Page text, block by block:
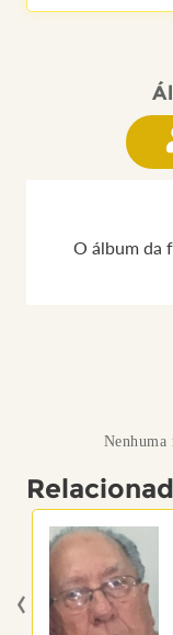
O álbum da
Nenhuma
‹